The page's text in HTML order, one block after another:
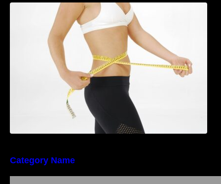
Tratamentul Wegovy® generează o scădere
în greutate de până la 22,6% la femei în
perioada menopauzei și reduce la jumătate
riscul de migrene
Category Name